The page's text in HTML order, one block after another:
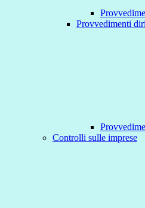
Provvedimenti
Controlli sulle imprese